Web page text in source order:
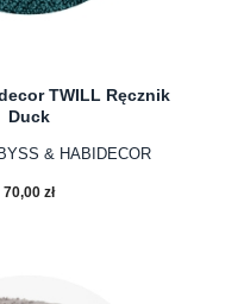
TWILL Ręcznik
Duck
& HABIDECOR
70,00 zł